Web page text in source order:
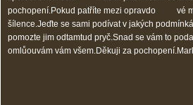
pochopení.Pokud patříte mezi opravdo vé
šílence.Jeďte se sami podívat v jakých
pomozte jim odtamtud pryč.Snad se vám to
omlůouvám vám všem.Děkuji za